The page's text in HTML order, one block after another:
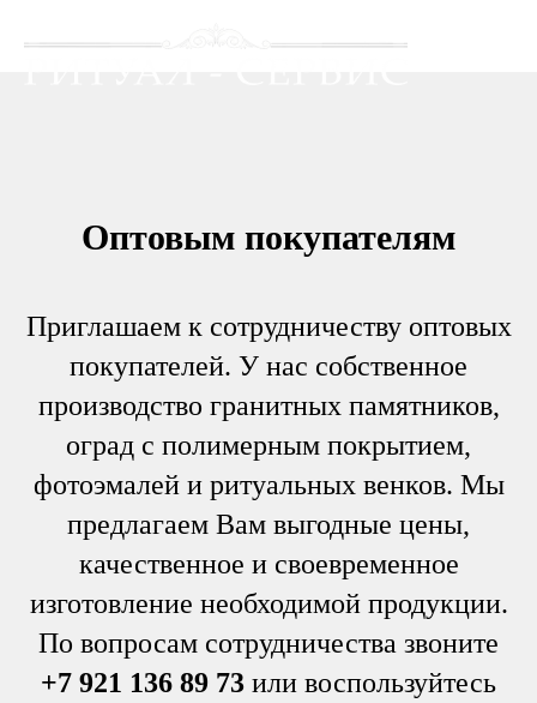
Оптовым покупателям
Приглашаем к сотрудничеству оптовых
покупателей. У нас собственное
производство гранитных памятников,
оград с полимерным покрытием,
фотоэмалей и ритуальных венков. Мы
предлагаем Вам выгодные цены,
качественное и своевременное
изготовление необходимой продукции.
По вопросам сотрудничества звоните
+7 921 136 89 73 или воспользуйтесь